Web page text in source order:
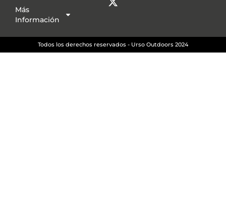
Más
Información
Todos los derechos reservados - Urso Outdoors 2024